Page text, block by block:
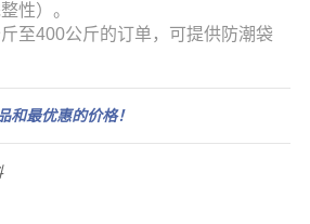
性）。
至400公斤的订单，可提供防潮袋
和最优惠的价格！